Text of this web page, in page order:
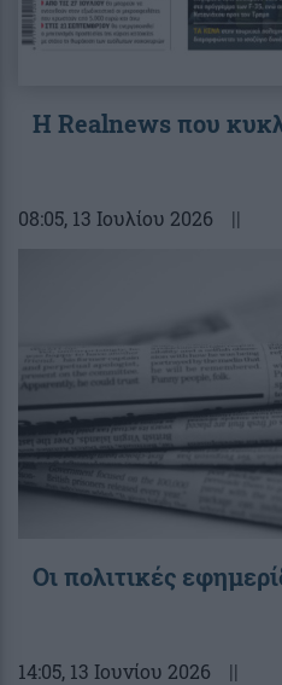
Η Realnews που
08:05, 13 Ιουλίου 2026 ||
Οι πολιτικές
14:05, 13 Ιουνίου 2026 ||